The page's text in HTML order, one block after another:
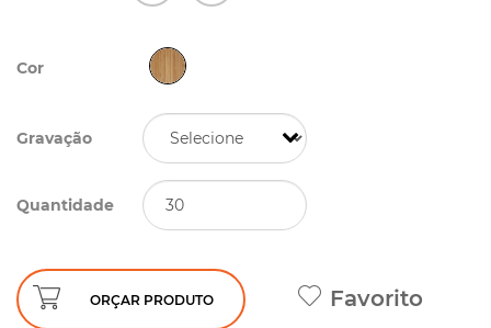
Cor
Gravação
Quantidade
ORÇAR PRODUTO Favorito